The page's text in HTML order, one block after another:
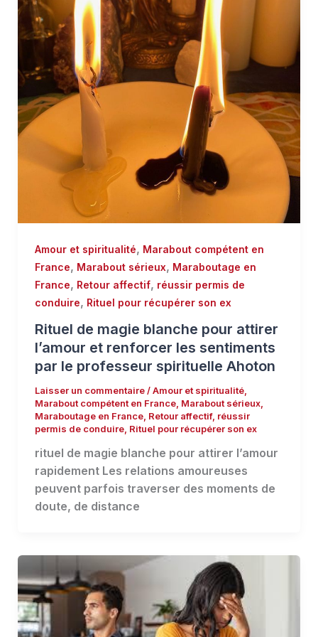
Amour et spiritualité, Marabout compétent en
France, Marabout sérieux, Maraboutage en
France, Retour affectif, réussir permis de
conduire, Rituel pour récupérer son ex
Rituel de magie blanche pour attirer
l’amour et renforcer les sentiments
par le professeur spirituelle Ahoton
Laisser un commentaire /Amour et spiritualité,
Marabout compétent en France, Marabout sérieux,
Maraboutage en France, Retour affectif, réussir
permis de conduire, Rituel pour récupérer son ex
rituel de magie blanche pour attirer l’amour
rapidement Les relations amoureuses
peuvent parfois traverser des moments de
doute, de distance